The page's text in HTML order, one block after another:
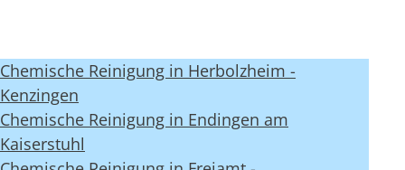
Chemische Reinigung in Herbolzheim -
Kenzingen
Chemische Reinigung in Endingen am
Kaiserstuhl